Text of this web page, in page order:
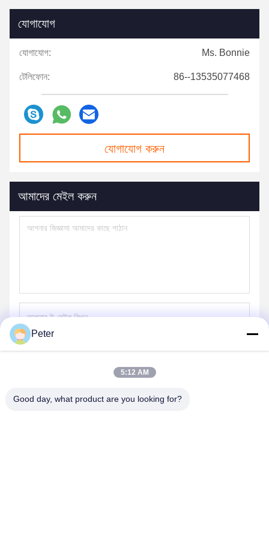
যোগাযোগ
যোগাযোগ: Ms. Bonnie
টেলিফোন: 86--13535077468
যোগাযোগ করুন
আমাদের মেইল ​​করুন
পাঠান
Peter
5:12 AM
Good day, what product are you looking for?